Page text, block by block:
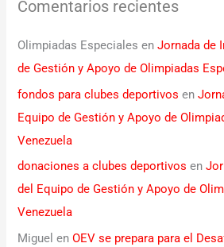
Comentarios recientes
Olimpiadas Especiales enJornada de
de Gestión y Apoyo de Olimpiadas
fondos para clubes deportivos en
Equipo de Gestión y Apoyo de
Venezuela
donaciones a clubes deportivos en
del Equipo de Gestión y Apoyo de
Venezuela
Miguel enOEV se prepara para el